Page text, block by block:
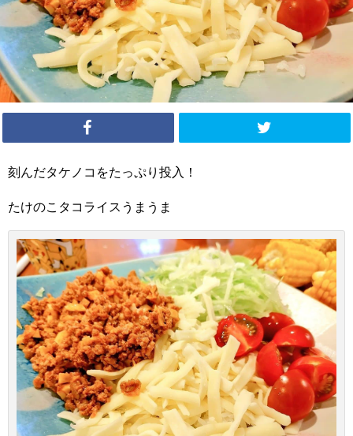
刻んだタケノコをたっぷり投入！
たけのこタコライスうまうま